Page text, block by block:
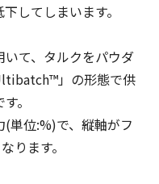
してしまいます。
て、タルクをパウダ
」の形態で供
。
単位:%)で、縦軸がフ
ります。